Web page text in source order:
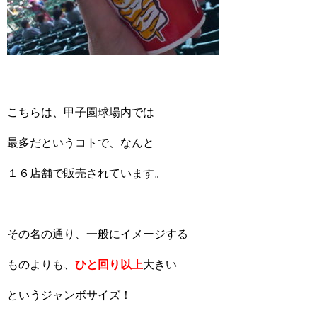
こちらは、甲子園球場内では
最多だというコトで、なんと
１６店舗で販売されています。
その名の通り、一般にイメージする
ものよりも、 ひと回り以上大きい
というジャンボサイズ！